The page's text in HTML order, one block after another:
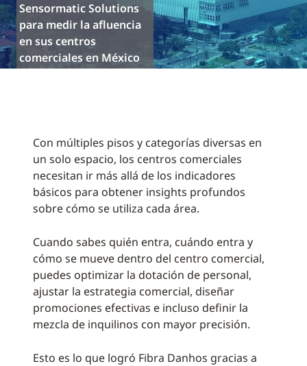
Sensormatic Solutions
para medir la afluencia
en sus centros
comerciales en México
Con múltiples pisos y categorías diversas en
un solo espacio, los centros comerciales
necesitan ir más allá de los indicadores
básicos para obtener insights profundos
sobre cómo se utiliza cada área.
Cuando sabes quién entra, cuándo entra y
cómo se mueve dentro del centro comercial,
puedes optimizar la dotación de personal,
ajustar la estrategia comercial, diseñar
promociones efectivas e incluso definir la
mezcla de inquilinos con mayor precisión.
Esto es lo que logró Fibra Danhos gracias a